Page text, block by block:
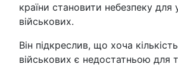
країни становити небезпеку для
військових.
Він підкреслив, що хоча
військових є недостатньою для